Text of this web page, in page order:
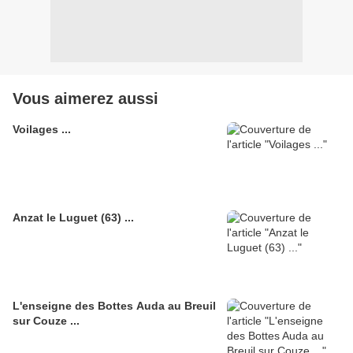
Vous aimerez aussi
Voilages ...
Anzat le Luguet (63) ...
L'enseigne des Bottes Auda au Breuil
sur Couze ...